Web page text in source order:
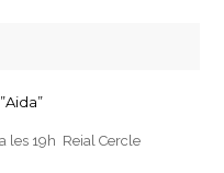
les 19h Reial Cercle